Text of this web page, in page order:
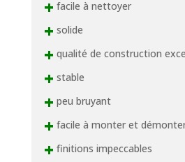
+ facile à nettoyer
+ solide
+ qualité de construction
+ stable
+ peu bruyant
+ facile à monter et
+ finitions impeccables